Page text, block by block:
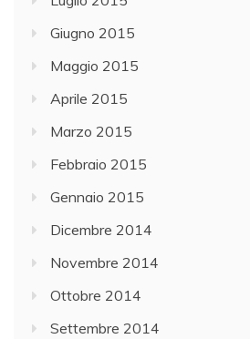
Giugno 2015
Maggio 2015
Aprile 2015
Marzo 2015
Febbraio 2015
Gennaio 2015
Dicembre 2014
Novembre 2014
Ottobre 2014
Settembre 2014